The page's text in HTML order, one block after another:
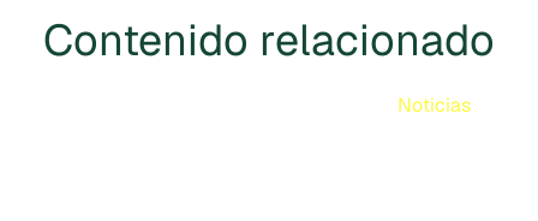
Contenido relacionado
Noticias